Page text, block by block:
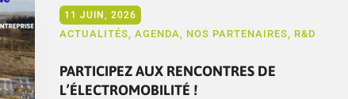
11 JUIN, 2026
ACTUALITÉS, AGENDA, NOS PARTENAIRES, R&D
PARTICIPEZ AUX RENCONTRES DE
L’ÉLECTROMOBILITÉ !